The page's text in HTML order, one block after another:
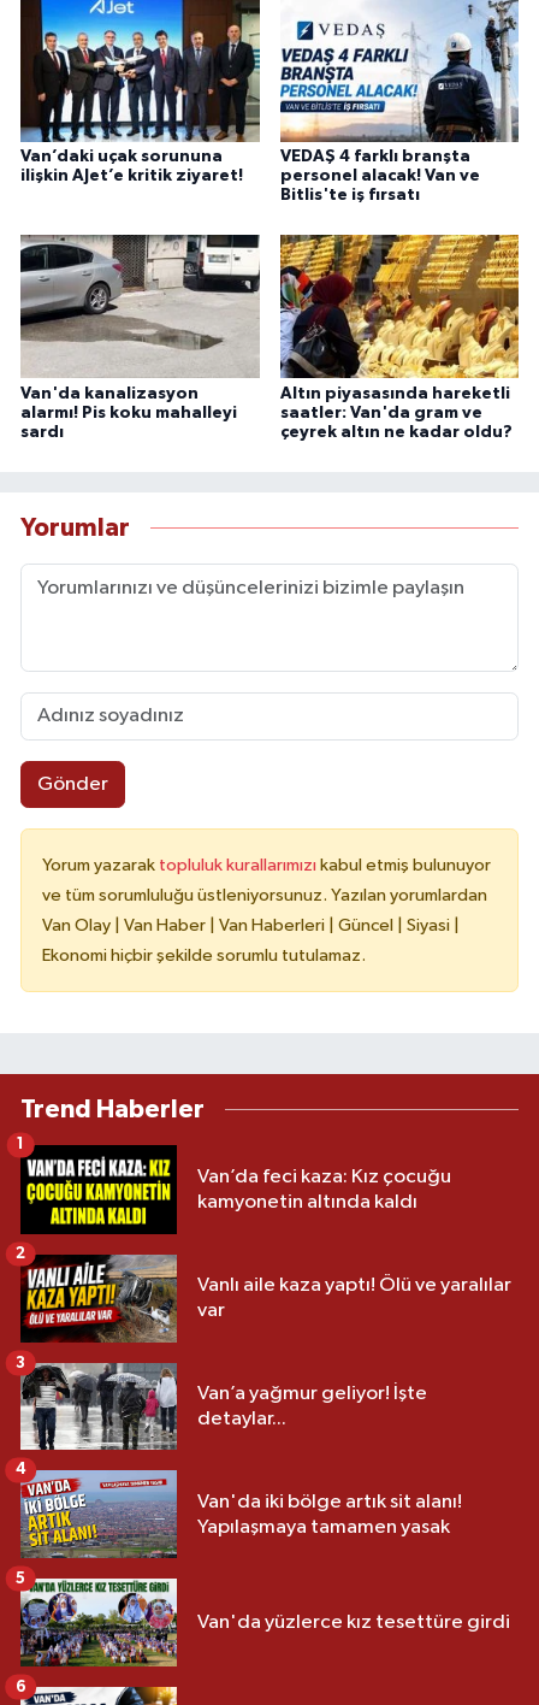
Van’daki uçak sorununa
ilişkin AJet’e kritik ziyaret!
VEDAŞ 4 farklı branşta
personel alacak! Van ve
Bitlis'te iş fırsatı
Van'da kanalizasyon
alarmı! Pis koku mahalleyi
sardı
Altın piyasasında hareketli
saatler: Van'da gram ve
çeyrek altın ne kadar oldu?
Yorumlar
Gönder
Yorum yazarak topluluk kurallarımızı kabul etmiş bulunuyor
ve tüm sorumluluğu üstleniyorsunuz. Yazılan yorumlardan
Van Olay | Van Haber | Van Haberleri | Güncel | Siyasi |
Ekonomi hiçbir şekilde sorumlu tutulamaz.
Trend Haberler
Van’da feci kaza: Kız çocuğu
kamyonetin altında kaldı
Vanlı aile kaza yaptı! Ölü ve yaralılar
var
2
Van’a yağmur geliyor! İşte
detaylar...
3
Van'da iki bölge artık sit alanı!
Yapılaşmaya tamamen yasak
4
Van'da yüzlerce kız tesettüre girdi
5
6